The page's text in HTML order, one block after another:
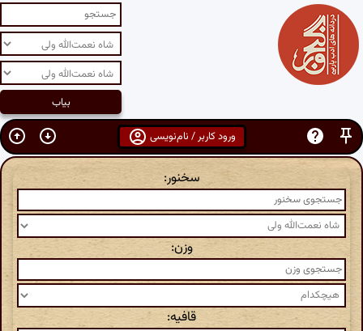
ورود کاربر / نام‌نویسی
سخنور:
وزن:
قافیه: